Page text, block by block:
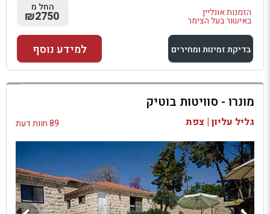
הזמנות אונליין
באישור בעל הצימר
החל מ
₪2750
בדיקת זמינות ומחירים
למתחם זה
בדיקת זמינות ומחירים
למידע נוסף
מונרו - סוויטות בוטיק
גליל עליון | צפת 89 חוות דעת